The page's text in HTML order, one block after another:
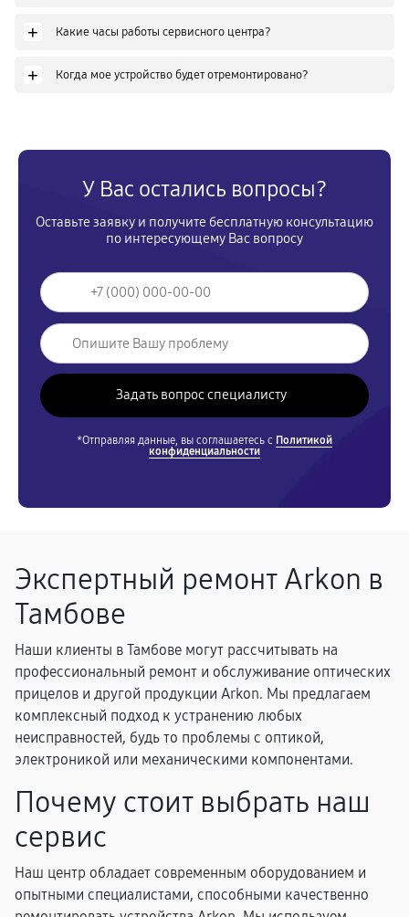
+ Какие часы работы сервисного центра?
+ Когда мое устройство будет отремонтировано?
У Вас остались вопросы?
Оставьте заявку и получите бесплатную консультацию
по интересующему Вас вопросу
*Отправляя данные, вы соглашаетесь с Политикой
конфиденциальности
Экспертный ремонт Arkon в
Тамбове
Наши клиенты в Тамбове могут рассчитывать на
профессиональный ремонт и обслуживание оптических
прицелов и другой продукции Arkon. Мы предлагаем
комплексный подход к устранению любых
неисправностей, будь то проблемы с оптикой,
электроникой или механическими компонентами.
Почему стоит выбрать наш
сервис
Наш центр обладает современным оборудованием и
опытными специалистами, способными качественно